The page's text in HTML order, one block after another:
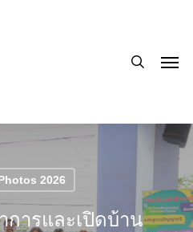
2026
การและเปิดบ้าน